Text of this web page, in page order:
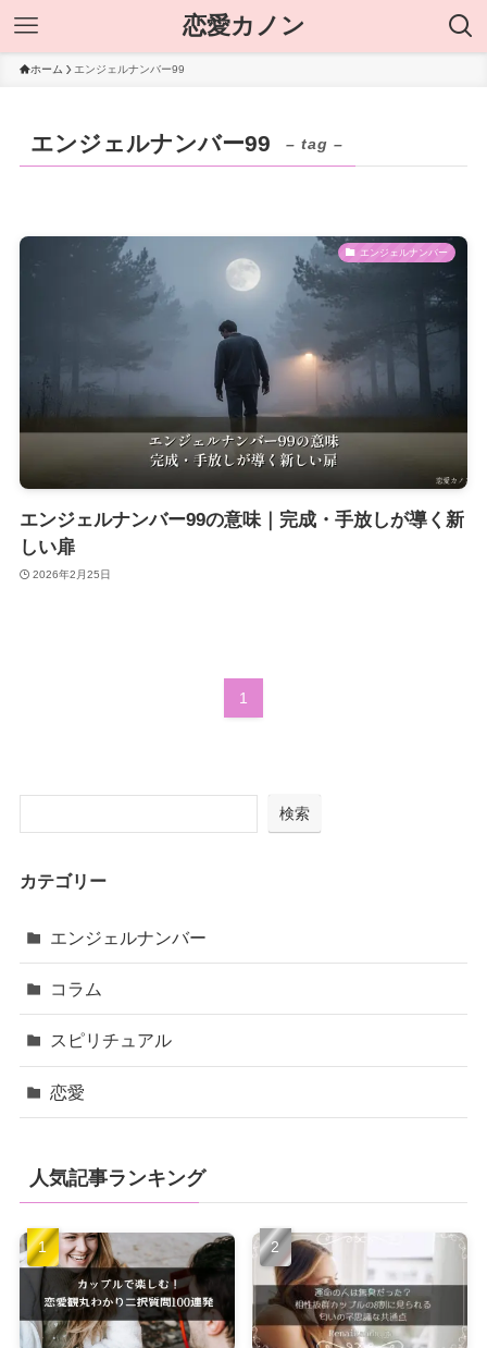
恋愛カノン
ホーム エンジェルナンバー99
エンジェルナンバー99 – tag –
エンジェルナンバー
エンジェルナンバー99の意味｜完成・手放しが導く新
しい扉
2026年2月25日
1
検索
カテゴリー
エンジェルナンバー
コラム
スピリチュアル
恋愛
人気記事ランキング